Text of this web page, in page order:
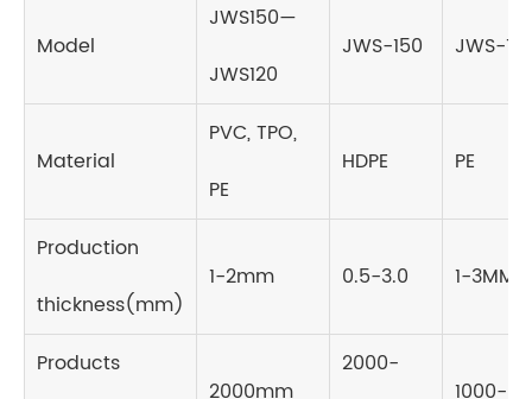
Model
JWS150—
JWS120
JWS-150 JWS-
Material
PVC, TPO,
PE
HDPE PE
Production
thickness(mm)
1-2mm 0.5-3.0 1-3MM
Products
2000mm
2000-
1000-